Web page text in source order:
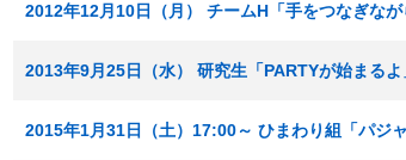
2012年12月10日（月） チームH「手をつなぎな
2013年9月25日（水） 研究生「PARTYが始まる
2015年1月31日（土）17:00～ ひまわり組「パジ